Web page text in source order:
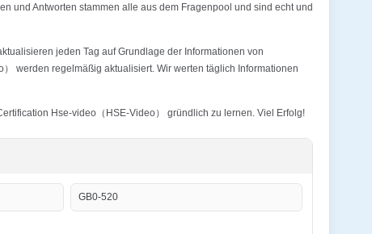
und Antworten stammen alle aus dem Fragenpool und sind echt und
jeden Tag auf Grundlage der Informationen von
werden regelmäßig aktualisiert. Wir werten täglich Informationen
Hse-video（HSE-Video） gründlich zu lernen. Viel Erfolg!
GB0-520